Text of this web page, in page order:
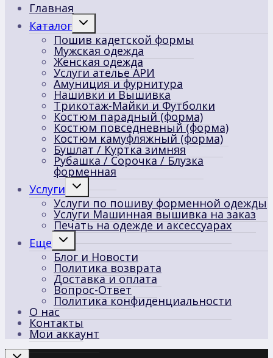
Главная
Каталог
Переключить
меню
Пошив кадетской формы
Мужская одежда
Женская одежда
Услуги ателье АРИ
Амуниция и фурнитура
Нашивки и Вышивка
Трикотаж-Майки и Футболки
Костюм парадный (форма)
Костюм повседневный (форма)
Костюм камуфляжный (форма)
Бушлат / Куртка зимняя
Рубашка / Сорочка / Блузка
форменная
Услуги
Переключить
дочернее
меню
Услуги по пошиву форменной одежды
Услуги Машинная вышивка на заказ
Печать на одежде и аксессуарах
Еще
Переключить
дочернее
меню
Блог и Новости
Политика возврата
Доставка и оплата
Вопрос-Ответ
Политика конфиденциальности
О нас
Контакты
Мои аккаунт